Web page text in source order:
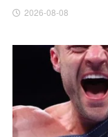
2026-08-08